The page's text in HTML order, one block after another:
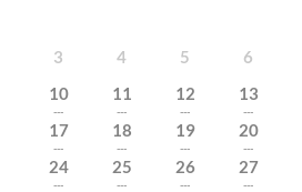
3
4 5 6
10
---
11
---
12
---
13
---
17
---
18
---
19
---
20
---
24
---
25
---
26
---
27
---